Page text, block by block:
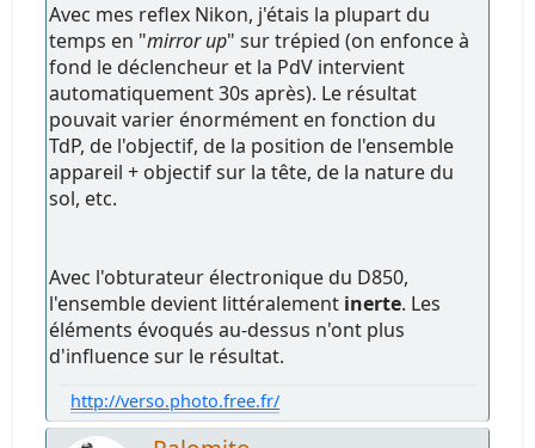
Avec mes reflex Nikon, j'étais la plupart du
temps en "mirror up" sur trépied (on enfonce à
fond le déclencheur et la PdV intervient
automatiquement 30s après). Le résultat
pouvait varier énormément en fonction du
TdP, de l'objectif, de la position de l'ensemble
appareil + objectif sur la tête, de la nature du
sol, etc.
Avec l'obturateur électronique du D850,
l'ensemble devient littéralement inerte. Les
éléments évoqués au-dessus n'ont plus
d'influence sur le résultat.
http://verso.photo.free.fr/